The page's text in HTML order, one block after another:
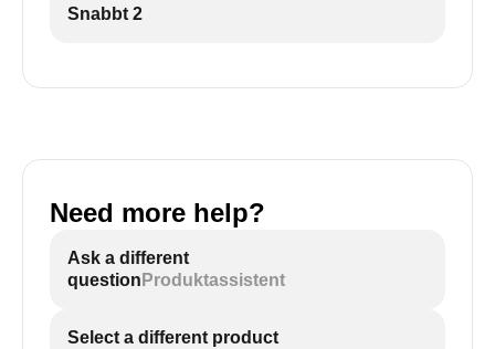
Snabbt 2
Need more help?
Ask a different
question Produktassistent
Select a different product